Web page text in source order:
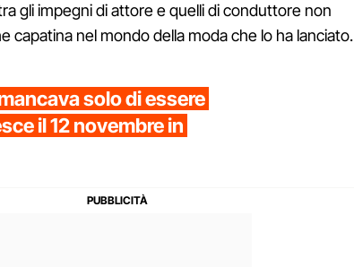
gli impegni di attore e quelli di conduttore non
capatina nel mondo della moda che lo ha lanciato.
solo di essere
il 12 novembre in